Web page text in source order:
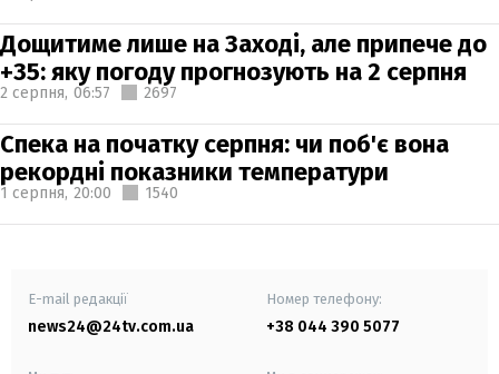
Дощитиме лише на Заході, але припече до
+35: яку погоду прогнозують на 2 серпня
2 серпня, 06:57 2697
Спека на початку серпня: чи поб'є вона
рекордні показники температури
1 серпня, 20:00 1540
E-mail редакції
news24@24tv.com.ua
Номер телефону:
+38 044 390 5077